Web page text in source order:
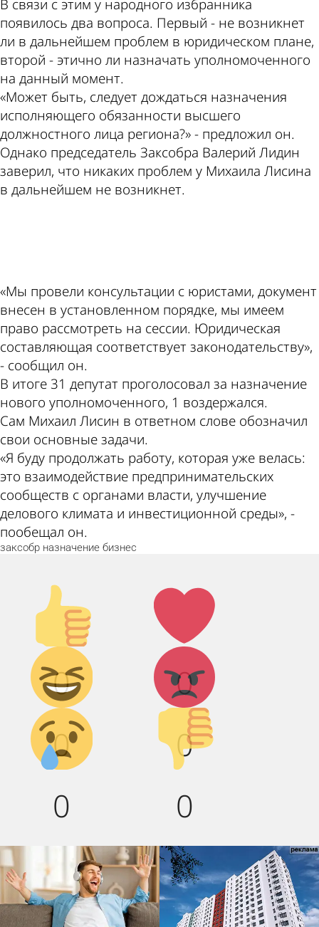
В связи с этим у народного избранника
появилось два вопроса. Первый - не возникнет
ли в дальнейшем проблем в юридическом плане,
второй - этично ли назначать уполномоченного
на данный момент.
«Может быть, следует дождаться назначения
исполняющего обязанности высшего
должностного лица региона?» - предложил он.
Однако председатель Заксобра Валерий Лидин
заверил, что никаких проблем у Михаила Лисина
в дальнейшем не возникнет.
«Мы провели консультации с юристами, документ
внесен в установленном порядке, мы имеем
право рассмотреть на сессии. Юридическая
составляющая соответствует законодательству»,
- сообщил он.
В итоге 31 депутат проголосовал за назначение
нового уполномоченного, 1 воздержался.
Сам Михаил Лисин в ответном слове обозначил
свои основные задачи.
«Я буду продолжать работу, которая уже велась:
это взаимодействие предпринимательских
сообществ с органами власти, улучшение
делового климата и инвестиционной среды», -
пообещал он.
заксобр назначение бизнес
Палец
вверх!
0
Лайк!
0
Дикий
смех!
0
Агрессия!
0
Грусть :(
0
Палец
вниз!
0